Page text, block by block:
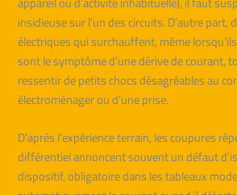
insidieuse sur l’un des circuits. D’autre part,
électriques qui surchauffent, même
sont le symptôme d’une dérive de courant,
ressentir de petits chocs désagréables au
électroménager ou d’une prise.
D’après l’expérience terrain, les coupures
différentiel annoncent souvent un défaut
dispositif, obligatoire dans les tableaux